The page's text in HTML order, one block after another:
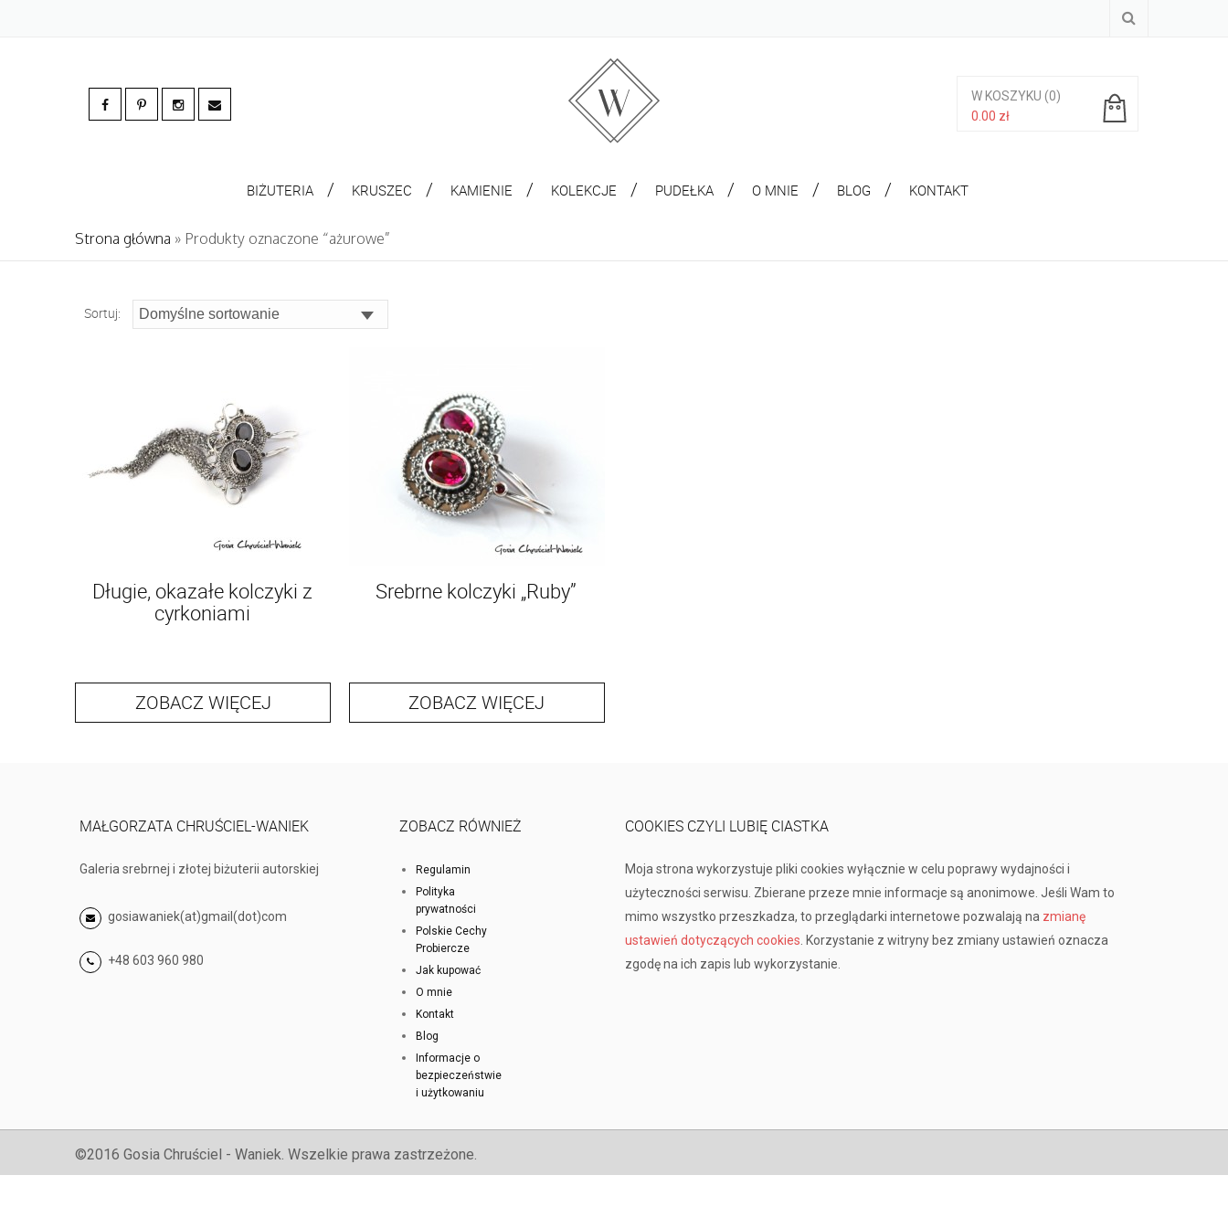
W KOSZYKU (0)
0.00 zł
BIŻUTERIA KRUSZEC KAMIENIE KOLEKCJE PUDEŁKA O MNIE BLOG KONTAKT
Strona główna » Produkty oznaczone “ażurowe”
Sortuj:
Długie, okazałe kolczyki z
cyrkoniami
ZOBACZ WIĘCEJ
Srebrne kolczyki „Ruby”
ZOBACZ WIĘCEJ
MAŁGORZATA CHRUŚCIEL-WANIEK
Galeria srebrnej i złotej biżuterii autorskiej
gosiawaniek(at)gmail(dot)com
+48 603 960 980
ZOBACZ RÓWNIEŻ
Regulamin
Polityka
prywatności
Polskie Cechy
Probiercze
Jak kupować
O mnie
Kontakt
Blog
Informacje o
bezpieczeństwie
i użytkowaniu
COOKIES CZYLI LUBIĘ CIASTKA
Moja strona wykorzystuje pliki cookies wyłącznie w celu poprawy wydajności i
użyteczności serwisu. Zbierane przeze mnie informacje są anonimowe. Jeśli Wam to
mimo wszystko przeszkadza, to przeglądarki internetowe pozwalają na zmianę
ustawień dotyczących cookies . Korzystanie z witryny bez zmiany ustawień oznacza
zgodę na ich zapis lub wykorzystanie.
©2016 Gosia Chruściel - Waniek. Wszelkie prawa zastrzeżone.